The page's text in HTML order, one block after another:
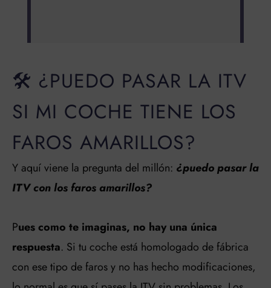
🛠️ ¿PUEDO PASAR LA ITV
SI MI COCHE TIENE LOS
FAROS AMARILLOS?
Y aquí viene la pregunta del millón: ¿puedo pasar la
ITV con los faros amarillos?
Pues como te imaginas, no hay una única
respuesta. Si tu coche está homologado de fábrica
con ese tipo de faros y no has hecho modificaciones,